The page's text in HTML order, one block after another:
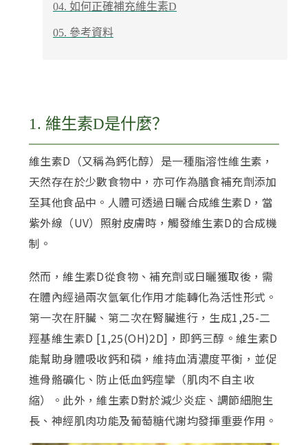
04. 如何正確補充維生素D
05. 參考資料
1. 維生素D是什麼？
維生素D（又稱為鈣化醇）是一種脂溶性維生素，
天然存在於少數食物中，亦可作為膳食補充劑添加
至其他食品中。人體可透過日曬合成維生素D，當
紫外線（UV）照射皮膚時，觸發維生素D的合成機
制。
然而，維生素D從食物、補充劑或日曬獲取後，需
在體內經過兩次氫氧化作用才能轉化為活性形式。
第一次在肝臟、第二次在腎臟進行，生成1,25-二
羥基維生素D [1,25(OH)2D]，即鈣三醇。維生素D
能幫助身體吸收鈣和磷，維持血清濃度平衡，並促
進骨骼礦化、防止低血鈣痙攣（肌肉不自主收
縮）。此外，維生素D對於減少炎症、調節細胞生
長、神經肌肉功能及葡萄糖代謝均發揮重要作用。